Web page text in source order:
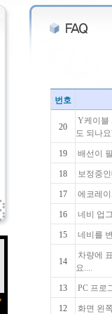
번호
20
Y케이블
도 되나요
19 배선이
18 보정중
17 에코레
16 네비 업
15 네비를
14
차량에
요....
13 PC 프로
12 화면 왼